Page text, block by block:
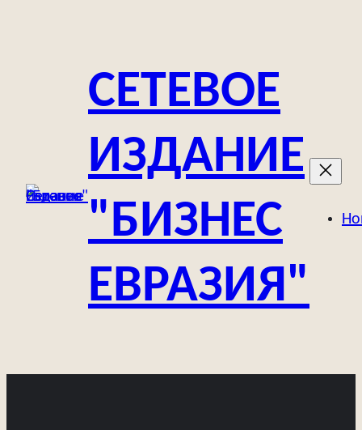
содержимомуСЕТЕВОЕ
ИЗДАНИЕ
"БИЗНЕС
ЕВРАЗИЯ"